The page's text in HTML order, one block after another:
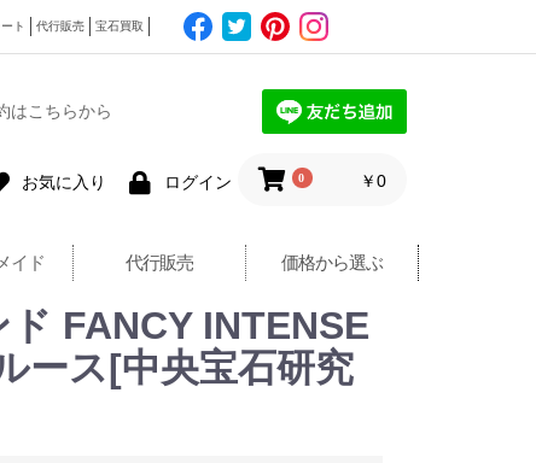
ト 代行販売 宝石買取
はこちらから
お気に入り ログイン 0 ￥0
イド 代行販売 価格から選ぶ
FANCY INTENSE
ース[中央宝石研究